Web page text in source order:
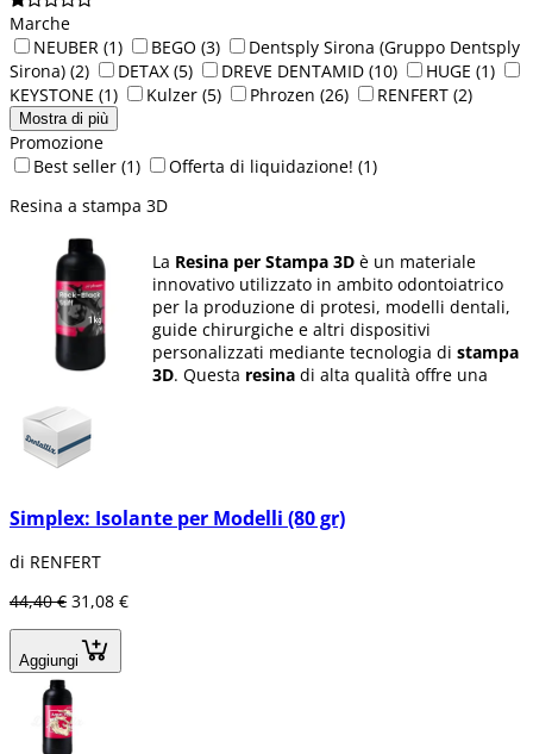
Marche
NEUBER (1) BEGO (3)
Dentsply Sirona (Gruppo Dentsply
Sirona) (2) DETAX (5) DREVE DENTAMID (10) HUGE (1)
KEYSTONE (1) Kulzer (5) Phrozen (26) RENFERT (2)
Mostra di più
Promozione
Best seller (1) Offerta di liquidazione! (1)
Resina a stampa 3D
La Resina per Stampa 3D è un materiale
innovativo utilizzato in ambito odontoiatrico
per la produzione di protesi, modelli dentali,
guide chirurgiche e altri dispositivi
personalizzati mediante tecnologia di stampa
3D. Questa resina di alta qualità offre una
riproduzione fedele dei
Simplex: Isolante per Modelli (80 gr)
di RENFERT
44,40 € 31,08 €
Aggiungi